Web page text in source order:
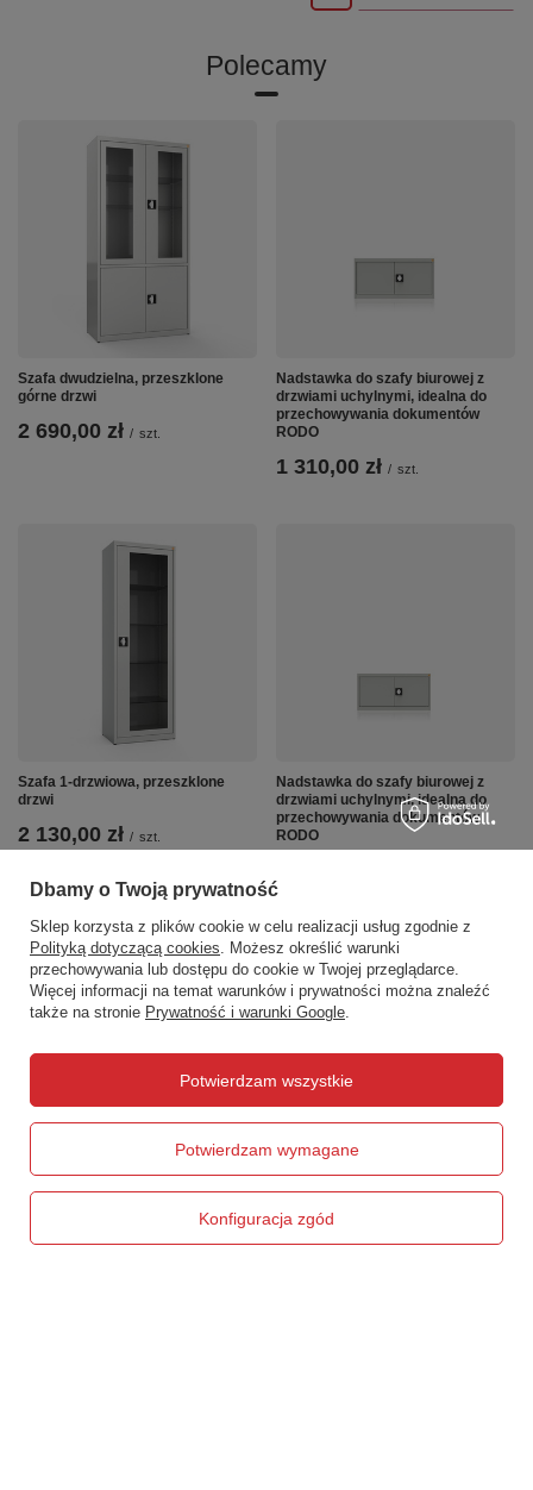
Polecamy
Szafa dwudzielna, przeszklone
górne drzwi
2 690,00 zł / szt.
Nadstawka do szafy biurowej z
drzwiami uchylnymi, idealna do
przechowywania dokumentów
RODO
1 310,00 zł / szt.
Szafa 1-drzwiowa, przeszklone
drzwi
2 130,00 zł / szt.
Nadstawka do szafy biurowej z
drzwiami uchylnymi, idealna do
przechowywania dokumentów
RODO
Śledzenie przesyłki
Chcę zwrócić produkt
Chcę wymienić produkt
Dbamy o Twoją prywatność
Sklep korzysta z plików cookie w celu realizacji usług zgodnie z
Polityką dotyczącą cookies. Możesz określić warunki
przechowywania lub dostępu do cookie w Twojej przeglądarce.
Więcej informacji na temat warunków i prywatności można znaleźć
także na stronie Prywatność i warunki Google.
Potwierdzam wymagane
Konfiguracja zgód
Potwierdzam wszystkie